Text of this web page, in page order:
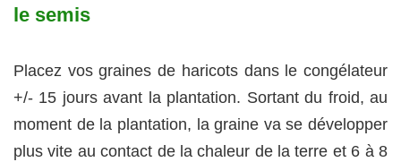
le semis
Placez vos graines de haricots dans le congélateur
+/- 15 jours avant la plantation. Sortant du froid, au
moment de la plantation, la graine va se développer
plus vite au contact de la chaleur de la terre et 6 à 8